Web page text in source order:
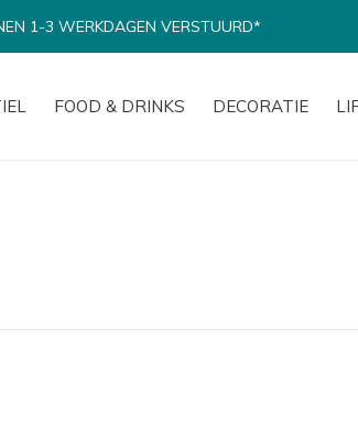
FOOD & DRINKS DECORATIE
1-3 WERKDAGEN VERSTUURD*